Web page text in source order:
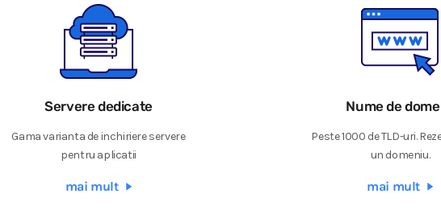
Servere dedicate
Gama varianta de inchiriere servere
pentru aplicatii
mai mult
Nume de
Peste 1000 de TLD-uri.
un domeniu.
mai mult